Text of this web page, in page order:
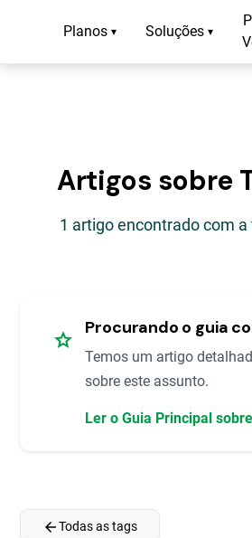
Planos ▾ Soluções ▾
Artigos sobre
1 artigo encontrado com a
star Procurando o guia
Temos um artigo
sobre este assunto.
Ler o Guia Principal
arrow_backTodas as tags